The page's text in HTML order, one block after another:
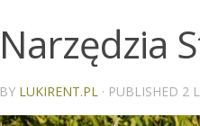
Narzędzia
BY LUKIRENT.PL · PUBLISHED 2